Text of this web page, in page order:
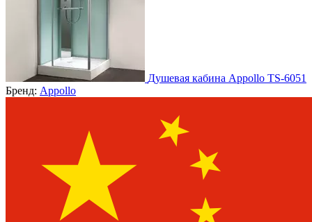
Душевая кабина Appollo TS-6051
Бренд: Appollo